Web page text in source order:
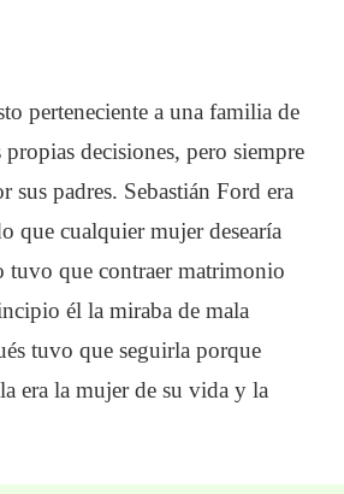
perteneciente a una familia de
decisiones, pero siempre
sus padres. Sebastián Ford era
que cualquier mujer desearía
tuvo que contraer matrimonio
él la miraba de mala
tuvo que seguirla porque
era la mujer de su vida y la